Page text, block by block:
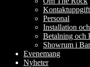
Personal
Installation
Betalning och
Showrum i
Evenemang
Nyheter